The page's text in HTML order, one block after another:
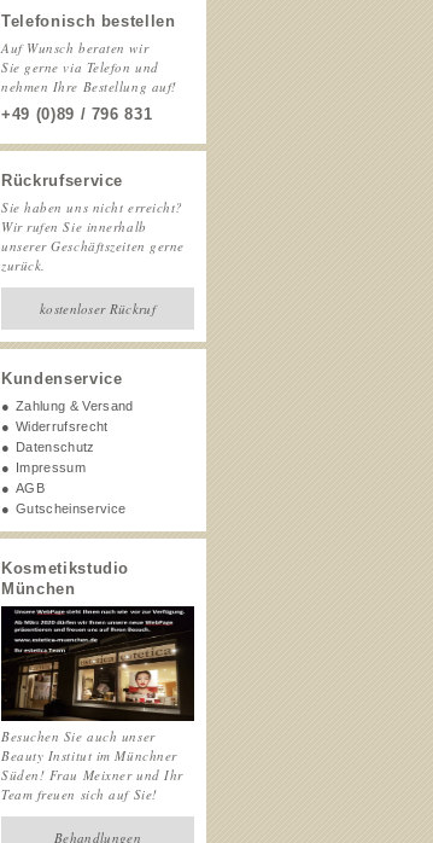
Telefonisch bestellen
Auf Wunsch beraten wir
Sie gerne via Telefon und
nehmen Ihre Bestellung auf!
+49 (0)89 / 796 831
Rückrufservice
Sie haben uns nicht erreicht?
Wir rufen Sie innerhalb
unserer Geschäftszeiten gerne
zurück.
kostenloser Rückruf
Kundenservice
Zahlung & Versand
Widerrufsrecht
Datenschutz
Impressum
AGB
Gutscheinservice
Kosmetikstudio
München
Besuchen Sie auch unser
Beauty Institut im Münchner
Süden! Frau Meixner und Ihr
Team freuen sich auf Sie!
Behandlungen